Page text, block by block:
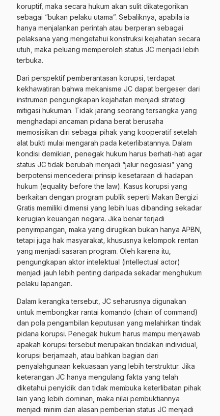
koruptif, maka secara hukum akan sulit dikategorikan
sebagai “bukan pelaku utama”. Sebaliknya, apabila ia
hanya menjalankan perintah atau berperan sebagai
pelaksana yang mengetahui konstruksi kejahatan secara
utuh, maka peluang memperoleh status JC menjadi lebih
terbuka.
Dari perspektif pemberantasan korupsi, terdapat
kekhawatiran bahwa mekanisme JC dapat bergeser dari
instrumen pengungkapan kejahatan menjadi strategi
mitigasi hukuman. Tidak jarang seorang tersangka yang
menghadapi ancaman pidana berat berusaha
memosisikan diri sebagai pihak yang kooperatif setelah
alat bukti mulai mengarah pada keterlibatannya. Dalam
kondisi demikian, penegak hukum harus berhati-hati agar
status JC tidak berubah menjadi “jalur negosiasi” yang
berpotensi mencederai prinsip kesetaraan di hadapan
hukum (equality before the law). Kasus korupsi yang
berkaitan dengan program publik seperti Makan Bergizi
Gratis memiliki dimensi yang lebih luas dibanding sekadar
kerugian keuangan negara. Jika benar terjadi
penyimpangan, maka yang dirugikan bukan hanya APBN,
tetapi juga hak masyarakat, khususnya kelompok rentan
yang menjadi sasaran program. Oleh karena itu,
pengungkapan aktor intelektual (intellectual actor)
menjadi jauh lebih penting daripada sekadar menghukum
pelaku lapangan.
Dalam kerangka tersebut, JC seharusnya digunakan
untuk membongkar rantai komando (chain of command)
dan pola pengambilan keputusan yang melahirkan tindak
pidana korupsi. Penegak hukum harus mampu menjawab
apakah korupsi tersebut merupakan tindakan individual,
korupsi berjamaah, atau bahkan bagian dari
penyalahgunaan kekuasaan yang lebih terstruktur. Jika
keterangan JC hanya mengulang fakta yang telah
diketahui penyidik dan tidak membuka keterlibatan pihak
lain yang lebih dominan, maka nilai pembuktiannya
menjadi minim dan alasan pemberian status JC menjadi